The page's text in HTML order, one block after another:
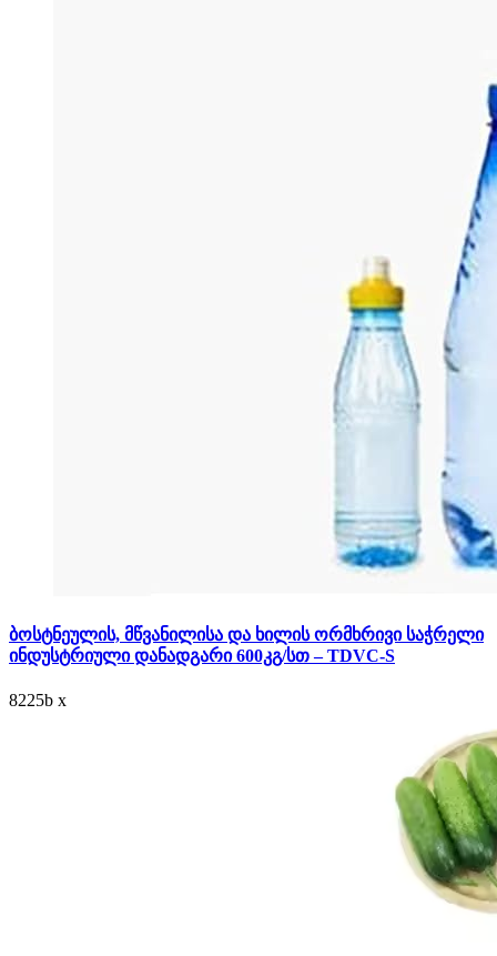
ბოსტნეულის, მწვანილისა და ხილის ორმხრივი საჭრელი
ინდუსტრიული დანადგარი 600კგ/სთ – TDVC-S
8225b x